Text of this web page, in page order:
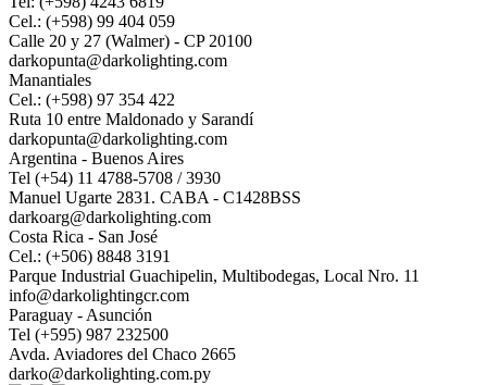
Cel.: (+598) 99 404 059
Calle 20 y 27 (Walmer) - CP 20100
darkopunta@darkolighting.com
Manantiales
Cel.: (+598) 97 354 422
Ruta 10 entre Maldonado y Sarandí
darkopunta@darkolighting.com
Argentina - Buenos Aires
Tel (+54) 11 4788-5708 / 3930
Manuel Ugarte 2831. CABA - C1428BSS
darkoarg@darkolighting.com
Costa Rica - San José
Cel.: (+506) 8848 3191
Parque Industrial Guachipelin, Multibodegas, Local Nro. 11
info@darkolightingcr.com
Paraguay - Asunción
Tel (+595) 987 232500
Avda. Aviadores del Chaco 2665
darko@darkolighting.com.py